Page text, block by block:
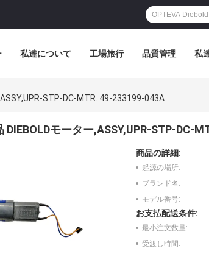
私達について 工場旅行 品質管理 私
STP-DC-MTR. 49-233199-043A
DIEBOLDモーター,ASSY,UPR-STP-DC-
商品の詳細:
起源の場所:
ブランド名:
モデル番号:
お支払配送条件:
最小注文数量:
受渡し時間: